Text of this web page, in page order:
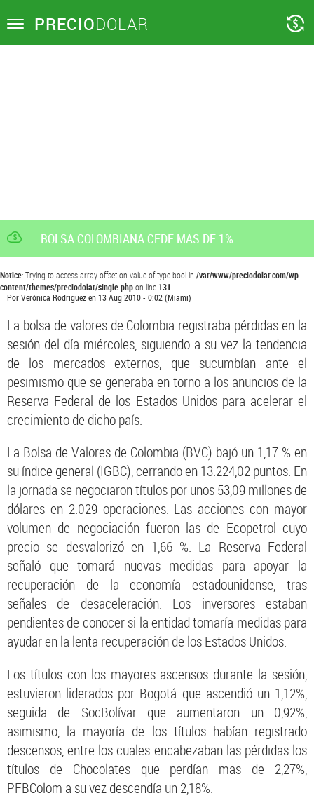
Toggle PRECIODOLAR
BOLSA COLOMBIANA CEDE MAS DE 1%
Notice: Trying to access array offset on value of type bool in /var/www/preciodolar.com/wp-
content/themes/preciodolar/single.phpon line131
PorVerónica Rodriguezen13 Aug 2010 - 0:02 (Miami)
La bolsa de valores de Colombia registraba pérdidas en la
sesión del día miércoles, siguiendo a su vez la tendencia
de los mercados externos, que sucumbían ante el
pesimismo que se generaba en torno a los anuncios de la
Reserva Federal de los Estados Unidos para acelerar el
crecimiento de dicho país.
La Bolsa de Valores de Colombia (BVC) bajó un 1,17 % en
su índice general (IGBC), cerrando en 13.224,02 puntos. En
la jornada se negociaron títulos por unos 53,09 millones de
dólares en 2.029 operaciones. Las acciones con mayor
volumen de negociación fueron las de Ecopetrol cuyo
precio se desvalorizó en 1,66 %. La Reserva Federal
señaló que tomará nuevas medidas para apoyar la
recuperación de la economía estadounidense, tras
señales de desaceleración. Los inversores estaban
pendientes de conocer si la entidad tomaría medidas para
ayudar en la lenta recuperación de los Estados Unidos.
Los títulos con los mayores ascensos durante la sesión,
estuvieron liderados por Bogotá que ascendió un 1,12%,
seguida de SocBolívar que aumentaron un 0,92%,
asimismo, la mayoría de los títulos habían registrado
descensos, entre los cuales encabezaban las pérdidas los
títulos de Chocolates que perdían mas de 2,27%,
PFBColom a su vez descendía un 2,18%.